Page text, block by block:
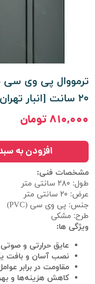
۲۰ سانت [انبار تهران]
۸۱۰,۰۰۰ تومان
مشخصات فنی:
طول: ۲۸۰ سانتی متر
عرض: ۲۰ سانتی متر
جنس: پی وی سی (PVC)
طرح: مشکی
ویژگی ها:
عایق حرارتی و صوتی
نصب آسان و بافت
مقاومت در برابر
کاهش هزینه‌ها و
افزودن به